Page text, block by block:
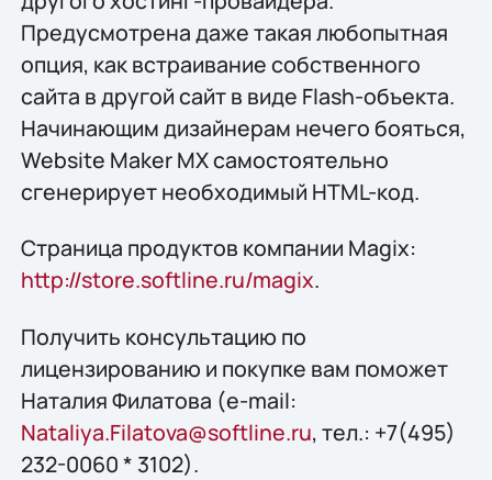
Предусмотрена даже такая любопытная
опция, как встраивание собственного
сайта в другой сайт в виде Flash-объекта.
Начинающим дизайнерам нечего бояться,
Website Maker MX самостоятельно
сгенерирует необходимый HTML-код.
Страница продуктов компании Magix:
http://store.softline.ru/magix.
Получить конcультацию по
лицензированию и покупке вам поможет
Наталия Филатова (e-mail:
Nataliya.Filatova@softline.ru, тел.: +7(495)
232-0060 * 3102).